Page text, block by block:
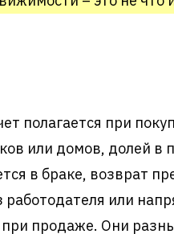
полагается при
или домов, долей в
в браке, возврат
или
продаже. Они